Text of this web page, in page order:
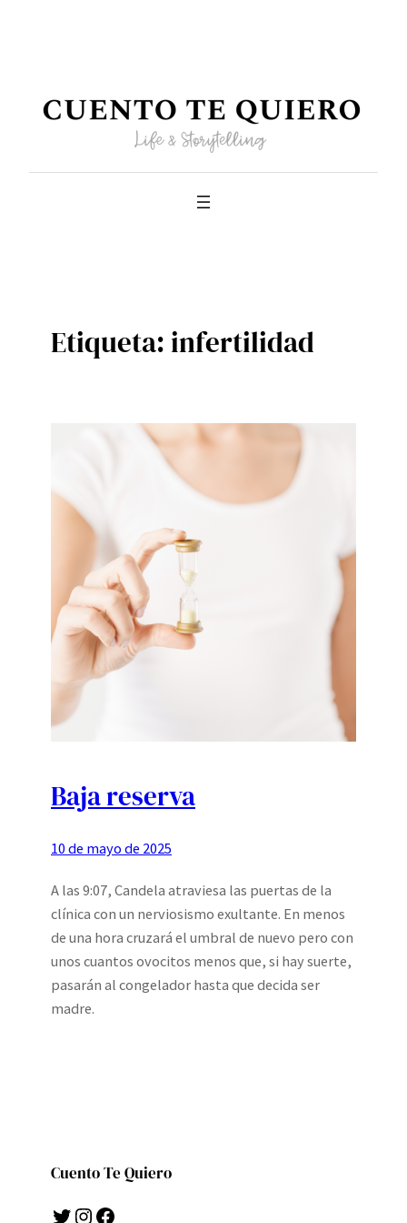
Etiqueta:infertilidad
Baja reserva
10 de mayo de 2025
A las 9:07, Candela atraviesa las puertas de la
clínica con un nerviosismo exultante. En menos
de una hora cruzará el umbral de nuevo pero con
unos cuantos ovocitos menos que, si hay suerte,
pasarán al congelador hasta que decida ser
madre.
Cuento Te Quiero
Twitter Instagram Facebook